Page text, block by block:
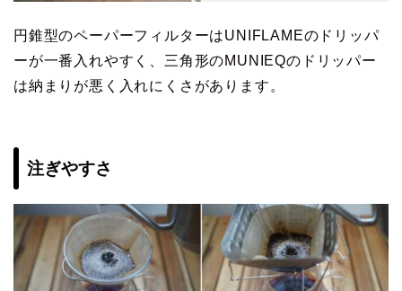
円錐型のペーパーフィルターはUNIFLAMEのドリッパ
ーが一番入れやすく、三角形のMUNIEQのドリッパー
は納まりが悪く入れにくさがあります。
注ぎやすさ